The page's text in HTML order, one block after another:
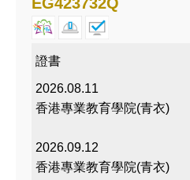
證書
2026.08.11
香港專業教育學院(青衣)
2026.09.12
香港專業教育學院(青衣)